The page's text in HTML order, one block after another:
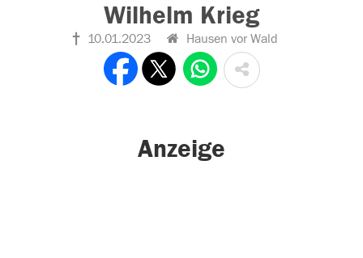
Wilhelm Krieg
10.01.2023 Hausen vor Wald
Anzeige